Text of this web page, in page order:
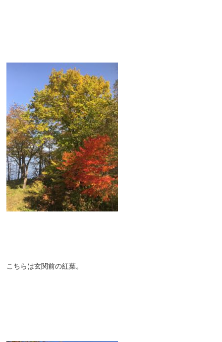
こちらは玄関前の紅葉。